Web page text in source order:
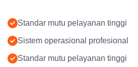
Standar mutu pelayanan tinggi
Sistem operasional profesional
Standar mutu pelayanan tinggi